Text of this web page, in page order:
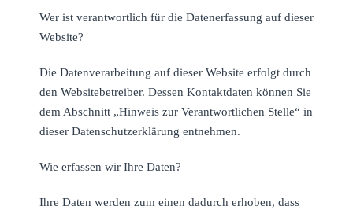
Wer ist verantwortlich für die Datenerfassung auf dieser
Website?
Die Datenverarbeitung auf dieser Website erfolgt durch
den Websitebetreiber. Dessen Kontaktdaten können Sie
dem Abschnitt „Hinweis zur Verantwortlichen Stelle“ in
dieser Datenschutzerklärung entnehmen.
Wie erfassen wir Ihre Daten?
Ihre Daten werden zum einen dadurch erhoben, dass